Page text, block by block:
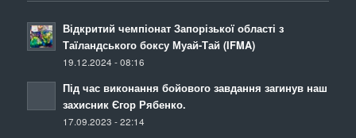
Відкритий чемпіонат Запорізької області з
Таїландського боксу Муай-Тай (IFMA)
19.12.2024 - 08:16
Під час виконання бойового завдання загинув наш
захисник Єгор Рябенко.
17.09.2023 - 22:14